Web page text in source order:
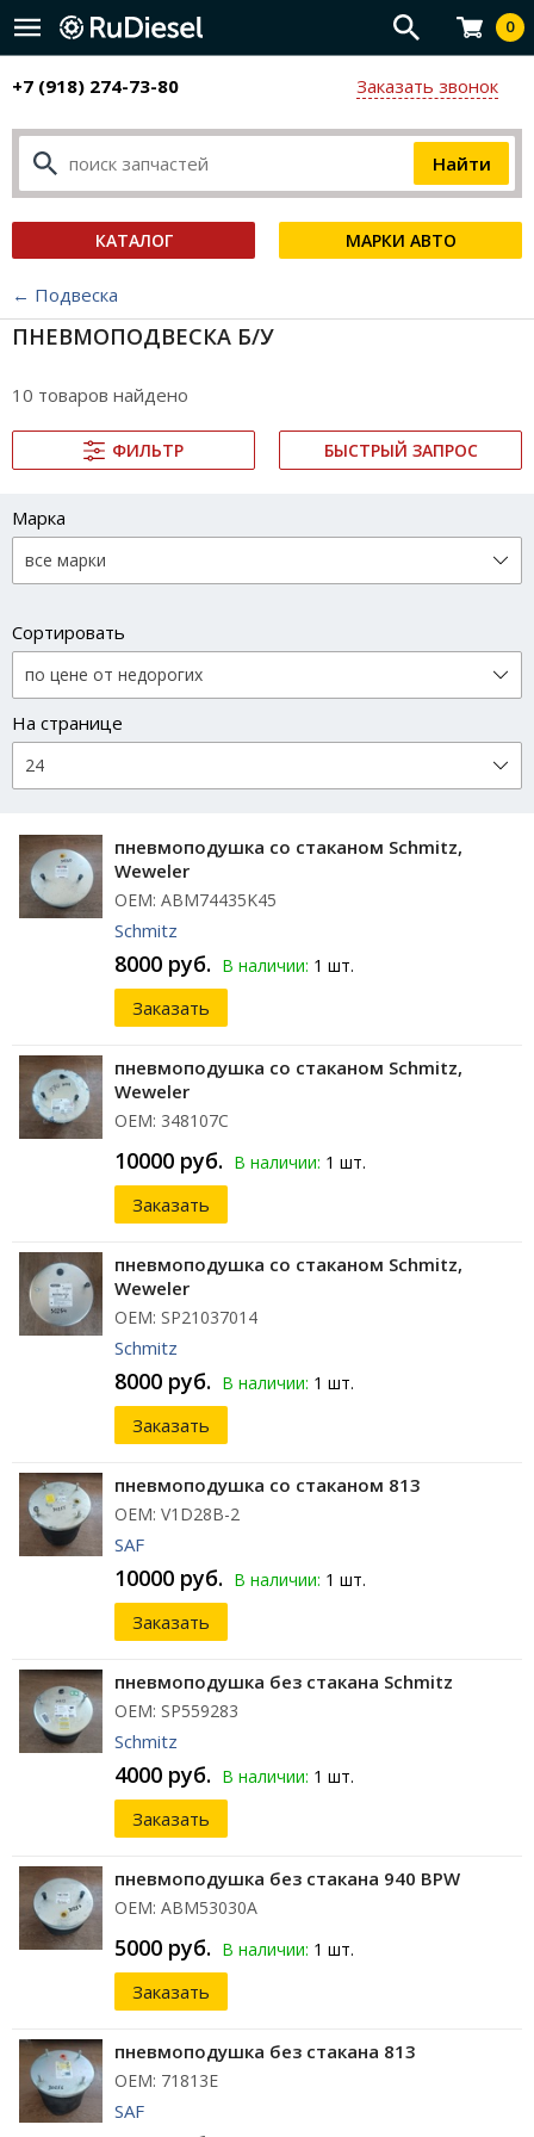
0
+7 (918) 274-73-80 Заказать звонок
КАТАЛОГ МАРКИ АВТО
← Подвеска
ПНЕВМОПОДВЕСКА Б/У
10 товаров найдено
ФИЛЬТР БЫСТРЫЙ ЗАПРОС
Марка
Сортировать
На странице
пневмоподушка со стаканом Schmitz,
Weweler
ОЕМ: ABM74435K45
Schmitz
8000 руб. В наличии: 1 шт.
Заказать
пневмоподушка со стаканом Schmitz,
Weweler
ОЕМ: 348107C
10000 руб. В наличии: 1 шт.
Заказать
пневмоподушка со стаканом Schmitz,
Weweler
ОЕМ: SP21037014
Schmitz
8000 руб. В наличии: 1 шт.
Заказать
пневмоподушка со стаканом 813
ОЕМ: V1D28B-2
SAF
10000 руб. В наличии: 1 шт.
Заказать
пневмоподушка без стакана Schmitz
ОЕМ: SP559283
Schmitz
4000 руб. В наличии: 1 шт.
Заказать
пневмоподушка без стакана 940 BPW
ОЕМ: ABM53030A
5000 руб. В наличии: 1 шт.
Заказать
пневмоподушка без стакана 813
ОЕМ: 71813E
SAF